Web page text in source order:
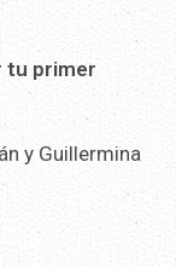
tu primer
y Guillermina